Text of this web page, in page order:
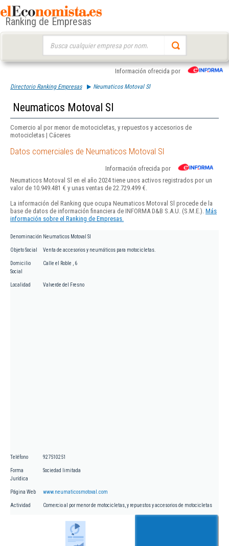
Ranking de Empresas
Información ofrecida por
Directorio Ranking Empresas Neumaticos Motoval Sl
Neumaticos Motoval Sl
Comercio al por menor de motocicletas, y repuestos y accesorios de
motocicletas | Cáceres
Datos comerciales de Neumaticos Motoval Sl
Información ofrecida por
Neumaticos Motoval Sl en el año 2024 tiene unos activos registrados por un
valor de 10.949.481 € y unas ventas de 22.729.499 €.
La información del Ranking que ocupa Neumaticos Motoval Sl procede de la
base de datos de información financiera de INFORMA D&B S.A.U. (S.M.E.). Más
información sobre el Ranking de Empresas.
Denominación Neumaticos Motoval Sl
Objeto Social Venta de accesorios y neumáticos para motocicletas.
Domicilio
Social
Calle el Roble , 6
Localidad Valverde del Fresno
Teléfono 927510251
Forma
Jurídica
Sociedad limitada
Página Web www.neumaticosmotoval.com
Actividad Comercio al por menor de motocicletas, y repuestos y accesorios de motocicletas